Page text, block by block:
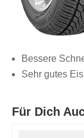
Bessere
Sehr gutes
Für Dich